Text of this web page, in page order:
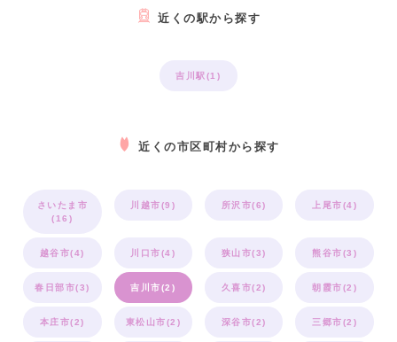
近くの駅から探す
吉川駅(1)
近くの市区町村から探す
さいたま市
(16)
川越市(9) 所沢市(6) 上尾市(4)
越谷市(4) 川口市(4) 狭山市(3) 熊谷市(3)
春日部市(3) 吉川市(2) 久喜市(2) 朝霞市(2)
本庄市(2) 東松山市(2) 深谷市(2) 三郷市(2)